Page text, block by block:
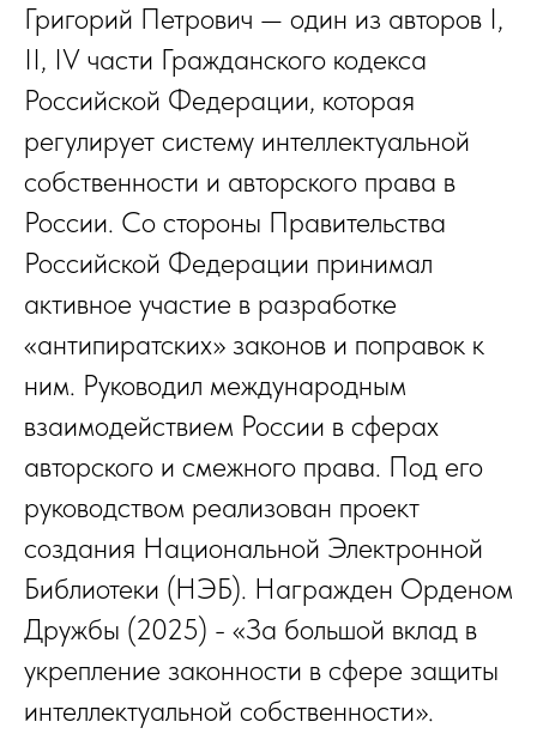
Григорий Петрович — один из авторов I,
II, IV части Гражданского кодекса
Российской Федерации, которая
регулирует систему интеллектуальной
собственности и авторского права в
России. Со стороны Правительства
Российской Федерации принимал
активное участие в разработке
«антипиратских» законов и поправок к
ним. Руководил международным
взаимодействием России в сферах
авторского и смежного права. Под его
руководством реализован проект
создания Национальной Электронной
Библиотеки (НЭБ). Награжден Орденом
Дружбы (2025) - «За большой вклад в
укрепление законности в сфере защиты
интеллектуальной собственности».
ФЕМИДА
ВЫСШАЯ
ЮРИДИЧЕСКАЯ
info@femida.ru
Согласие на обработку персональных данных